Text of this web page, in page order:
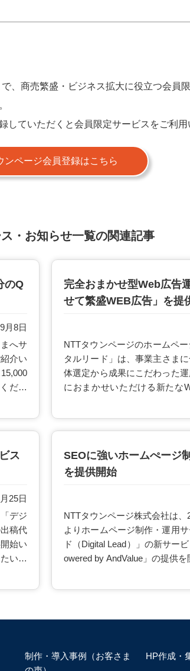
、商売繁盛・ビジネス拡大に役立つ会員
ていただくと会員限定サービスをご利用
ンページ会員登録はこちら
・お知らせ一覧の関連記事
のQ
月8日
へサ
介い
ださ
完全おまかせ型Web広告
せて繁盛WEB広告」を提
NTTタウンページのホームペ
タルリード」は、事業主さま
体選定から成果にこだわった
におまかせいただける新たな
ス
25日
デジ
稿代
始い
いと
SEOに強いホームぺージ
を提供開始
NTTタウンページ株式会社は、
よりホームページ制作・運用
ド（Digital Lead）」の新サー
owered by AndValue」の提供を
制作・導入事例（お客さま
HP作成・